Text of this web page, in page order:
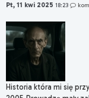
Pt, 11 kwi 2025 18:23
Historia która mi się